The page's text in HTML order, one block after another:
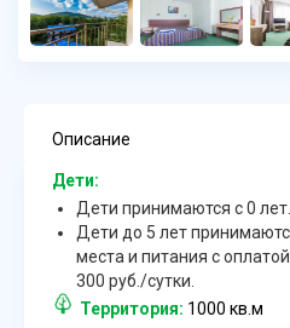
Описание
Дети:
Дети принимаются с 0 лет.
Дети до 5 лет
места и питания с
300 руб./сутки.
Территория: 1000 кв.м